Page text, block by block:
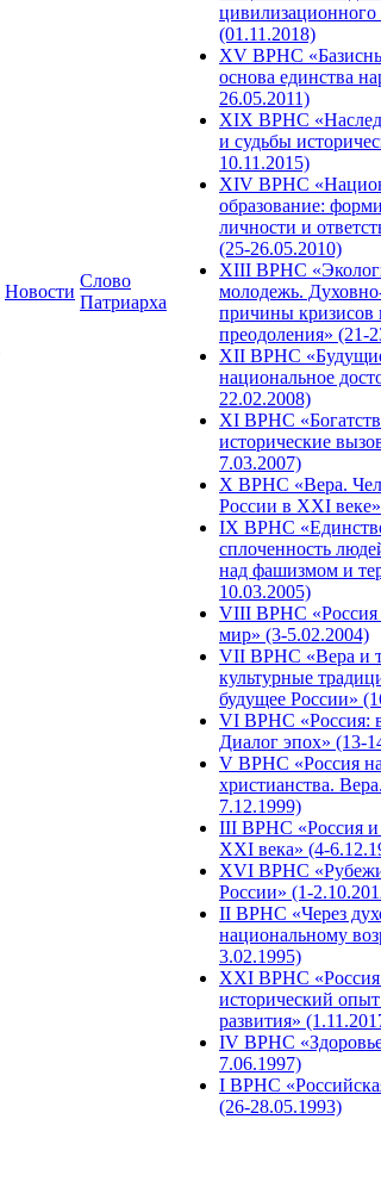
Новости
Слово
Патриарха
цивилизационного
(01.11.2018)
XV ВРНС
основа единства
26.05.2011)
XIX ВРНС
и судьбы
10.11.2015)
XIV ВРНС
образование:
личности и
(25-26.05.2010)
XIII ВРНС
молодежь.
причины кризисов
преодоления» (21-
XII ВРНС
национальное
22.02.2008)
XI ВРНС
исторические
7.03.2007)
X ВРНС «Вера.
России в XXI
IX ВРНС
сплоченность
над фашизмом и
10.03.2005)
VIII ВРНС «Россия
мир» (3-5.02.2004)
VII ВРНС «Вера и
культурные
будущее России»
VI ВРНС «Россия:
Диалог эпох» (13-
V ВРНС «Россия
христианства.
7.12.1999)
III ВРНС «Россия и
XXI века» (4-
XVI ВРНС
России» (1-
II ВРНС «Через
национальному
3.02.1995)
XХI ВРНС «Россия
исторический
развития»
IV ВРНС
7.06.1997)
I ВРНС
(26-28.05.1993)